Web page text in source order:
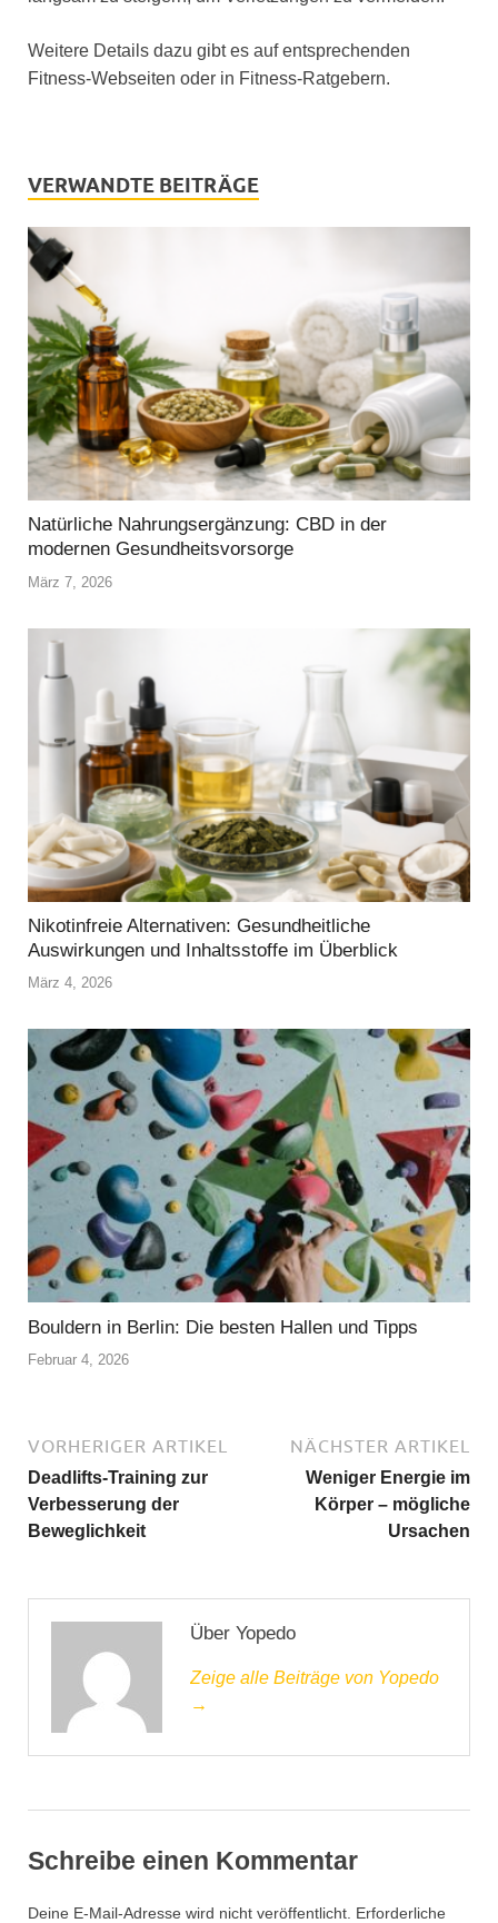
Weitere Details dazu gibt es auf entsprechenden
Fitness-Webseiten oder in Fitness-Ratgebern.
VERWANDTE BEITRÄGE
Natürliche Nahrungsergänzung: CBD in der
modernen Gesundheitsvorsorge
März 7, 2026
Nikotinfreie Alternativen: Gesundheitliche
Auswirkungen und Inhaltsstoffe im Überblick
März 4, 2026
Bouldern in Berlin: Die besten Hallen und Tipps
Februar 4, 2026
VORHERIGER ARTIKEL
Deadlifts-Training zur
Verbesserung der
Beweglichkeit
NÄCHSTER ARTIKEL
Weniger Energie im
Körper – mögliche
Ursachen
Über Yopedo
Zeige alle Beiträge von Yopedo
→
Schreibe einen Kommentar
Deine E-Mail-Adresse wird nicht veröffentlicht. Erforderliche